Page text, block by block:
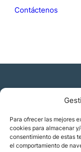
Para ofrecer las mejores
cookies para almacenar
consentimiento de estas
el comportamiento de
Contáctenos